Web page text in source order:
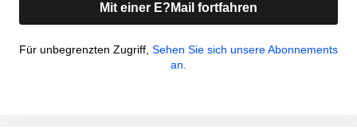
Mit einer E?Mail fortfahren
Für unbegrenzten Zugriff, Sehen Sie sich unsere Abonnements
an.